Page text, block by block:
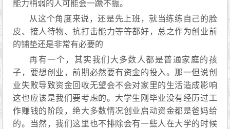
能力稍弱的人可能会一蹶不振。
从这个角度来说，还是先上班，就当练练自己的脸
皮、接人待物、抗打击能力等等都好，总之作为创业前
的铺垫还是非常有必要的
再有一个，其实我们大多数人都是普通家庭的孩
子，要想创业，前期必然要有资金的投入。那一但说创
业失败导致资金回收无望会不会对家里的生活造成影响
这也应该是我们要考虑的。大学生刚毕业没有经历过工
作赚钱的阶段，绝大多数情况创业启动资金都是爸妈给
的。当然，我们这里也不排除会有一些人在大学的时候